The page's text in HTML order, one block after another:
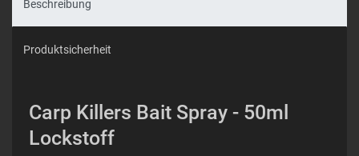
Beschreibung
Produktsicherheit
Carp Killers Bait Spray - 50ml
Lockstoff